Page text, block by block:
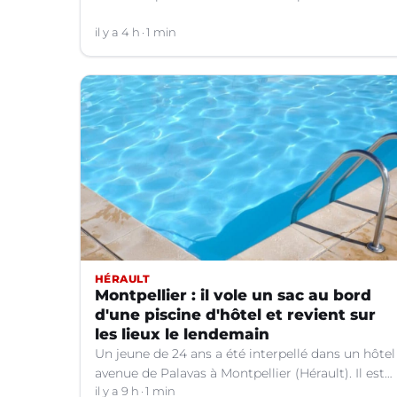
Valborgne (Gard).
il y a 4 h 1 min
HÉRAULT
Montpellier : il vole un sac au bord
d'une piscine d'hôtel et revient sur
les lieux le lendemain
Un jeune de 24 ans a été interpellé dans un hôtel
avenue de Palavas à Montpellier (Hérault). Il est
suspecté d'avoir volé le sac d'une cliente.
il y a 9 h 1 min